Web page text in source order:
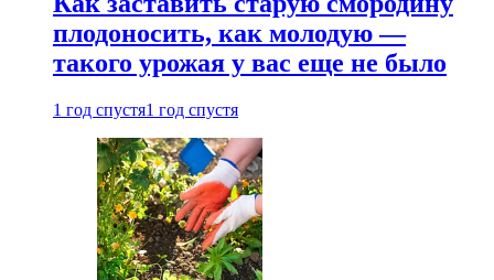
плодоносить, как молодую —
такого урожая у вас еще не было
1 год спустя1 год спустя